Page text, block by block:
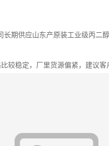
长期供应山东产原装工业级丙二
较稳定，厂里货源偏紧，建议客